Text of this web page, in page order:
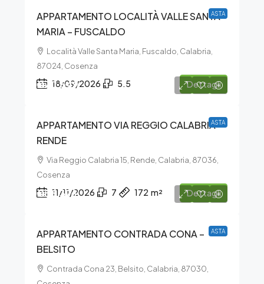
ASTA
APPARTAMENTO LOCALITÀ VALLE SANTA
MARIA – FUSCALDO
Località Valle Santa Maria, Fuscaldo, Calabria,
87024, Cosenza
18/09/2026 5.5 Dettagli
ASTA
€70.549
APPARTAMENTO VIA REGGIO CALABRIA –
RENDE
Via Reggio Calabria 15, Rende, Calabria, 87036,
Cosenza
11/11/2026 7 172 m² Dettagli
ASTA
€56.376
APPARTAMENTO CONTRADA CONA –
BELSITO
Contrada Cona 23, Belsito, Calabria, 87030,